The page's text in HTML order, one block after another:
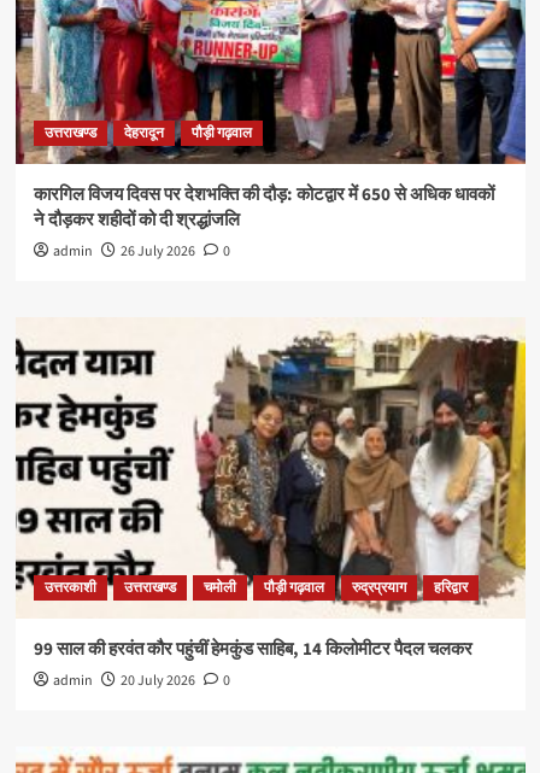
उत्तराखण्ड देहरादून पौड़ी गढ़वाल
कारगिल विजय दिवस पर देशभक्ति की दौड़: कोटद्वार में 650 से अधिक धावकों
ने दौड़कर शहीदों को दी श्रद्धांजलि
admin 26 July 2026 0
उत्तरकाशी उत्तराखण्ड चमोली पौड़ी गढ़वाल रुद्रप्रयाग हरिद्वार
99 साल की हरवंत कौर पहुंचीं हेमकुंड साहिब, 14 किलोमीटर पैदल चलकर
admin 20 July 2026 0